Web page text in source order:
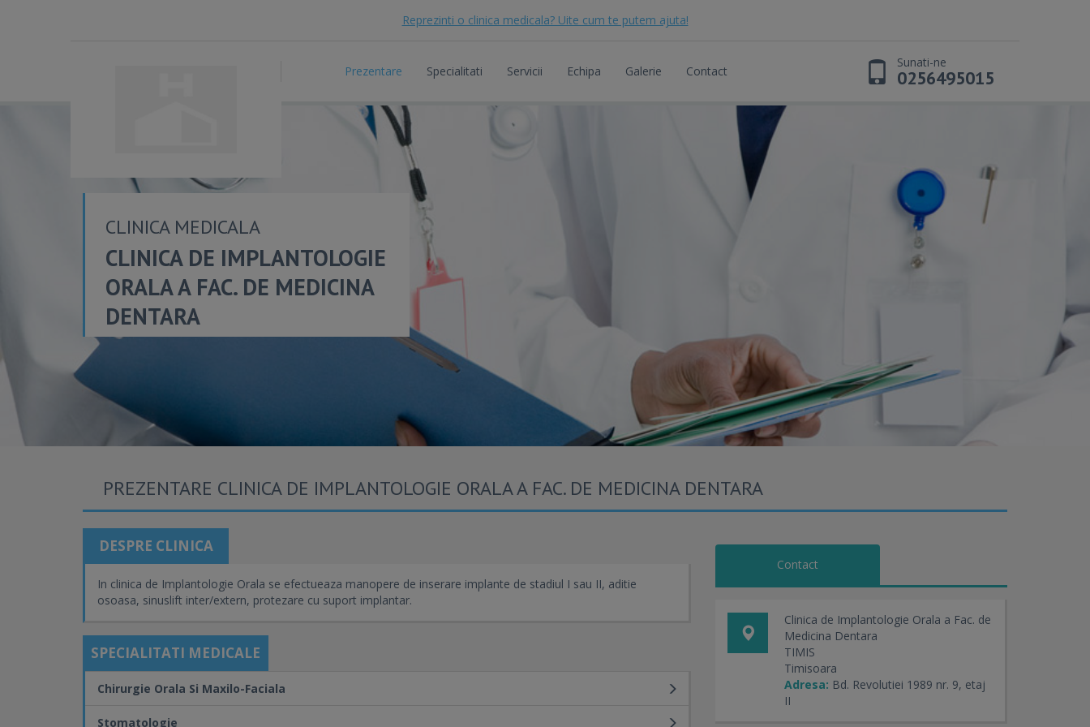
Reprezinti o clinica medicala? Uite cum te putem ajuta!
Prezentare Specialitati Servicii Echipa Galerie Contact
Sunati-ne
0256495015
CLINICA MEDICALA
CLINICA DE IMPLANTOLOGIE
ORALA A FAC. DE MEDICINA
DENTARA
PREZENTARE CLINICA DE IMPLANTOLOGIE ORALA A FAC. DE MEDICINA DENTARA
DESPRE CLINICA
In clinica de Implantologie Orala se efectueaza manopere de inserare implante de stadiul I sau II, aditie
osoasa, sinuslift inter/extern, protezare cu suport implantar.
SPECIALITATI MEDICALE
Chirurgie Orala Si Maxilo-Faciala
Stomatologie
Contact
Clinica de Implantologie Orala a Fac. de
Medicina Dentara
TIMIS
Timisoara
Adresa: Bd. Revolutiei 1989 nr. 9, etaj
II